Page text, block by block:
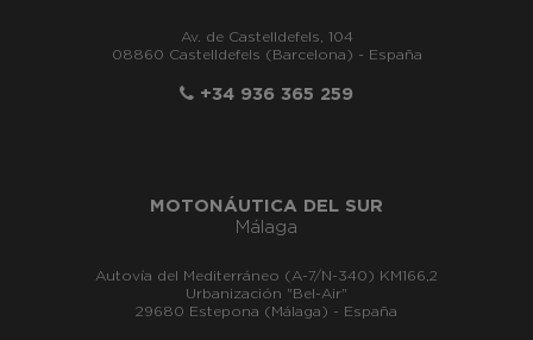
Av. de Castelldefels, 104
08860 Castelldefels (Barcelona) - España
+34 936 365 259
MOTONÁUTICA DEL SUR
Málaga
Autovía del Mediterráneo (A-7/N-340) KM166,2
Urbanización "Bel-Air"
29680 Estepona (Málaga) - España